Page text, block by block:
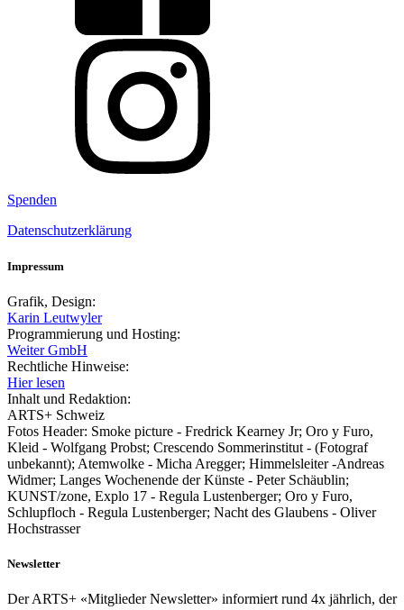
Spenden
Datenschutzerklärung
Impressum
Grafik, Design:
Karin Leutwyler
Programmierung und Hosting:
Weiter GmbH
Rechtliche Hinweise:
Hier lesen
Inhalt und Redaktion:
ARTS+ Schweiz
Fotos Header: Smoke picture - Fredrick Kearney Jr; Oro y Furo,
Kleid - Wolfgang Probst; Crescendo Sommerinstitut - (Fotograf
unbekannt); Atemwolke - Micha Aregger; Himmelsleiter -Andreas
Widmer; Langes Wochenende der Künste - Peter Schäublin;
KUNST/zone, Explo 17 - Regula Lustenberger; Oro y Furo,
Schlupfloch - Regula Lustenberger; Nacht des Glaubens - Oliver
Hochstrasser
Newsletter
Der ARTS+ «Mitglieder Newsletter» informiert rund 4x jährlich, der